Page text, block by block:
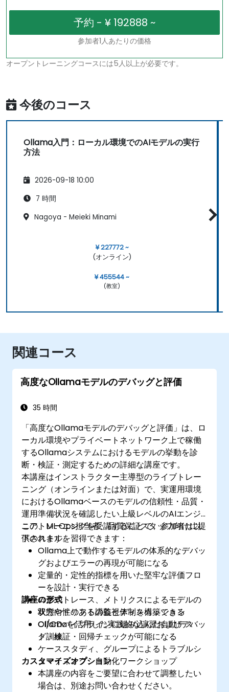
参加者1人あたりの価格
オープントレーニングコースには5人以上が必要です。
今後のコース
Ollama入門：ローカル環境でのAIモデルの実行
方法
2026-09-18 10:00
7 時間
Nagoya - Meieki Minami
¥ 227772 ~
(オンライン)
¥ 455544 ~
(教室)
関連コース
高度なOllamaモデルのデバッグと評価
35 時間
「高度なOllamaモデルのデバッグと評価」は、ロ
ーカル環境やプライベートネットワーク上で稼働
するOllamaシステムにおけるモデルの挙動を診
断・検証・測定するための詳細な講座です。
本講座はインストラクター主導型のライブトレー
ニング（オンラインまたは対面）で、実運用環境
におけるOllamaベースのモデルの信頼性・品質・
運用準備状況を確認したい上級レベルのAIエンジ
ニア、ML Ops担当者、品質保証スタッフ向けに提
供されます。
このトレーニングを受講することで、参加者は以
下のスキルを習得できます：
Ollama上で動作するモデルの体系的なデバッ
グおよびエラーの再現が可能になる
定量的・定性的指標を用いた堅牢な評価フロ
ーを設計・実行できる
ログやトレース、メトリクスによるモデルの
状態やドリフトの監視体制を構築できる
CI/CDパイプラインに組み込んだ自動テス
ト・検証・回帰チェックが可能になる
講座の形式
双方向性のある講義とディスカッション
Ollamaを活用した実践的な演習およびデバッ
グ訓練
ケーススタディ、グループによるトラブルシ
ューティング、自動化ワークショップ
カスタマイズオプション
本講座の内容をご要望に合わせて調整したい
場合は、別途お問い合わせください。